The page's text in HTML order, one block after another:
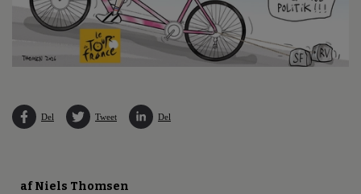
Del Tweet Del
af Niels Thomsen